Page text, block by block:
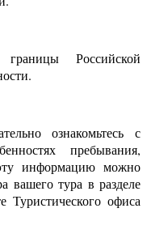
Российской
ознакомьтесь с
пребывания,
информацию можно
вашего тура в разделе
Туристического офиса